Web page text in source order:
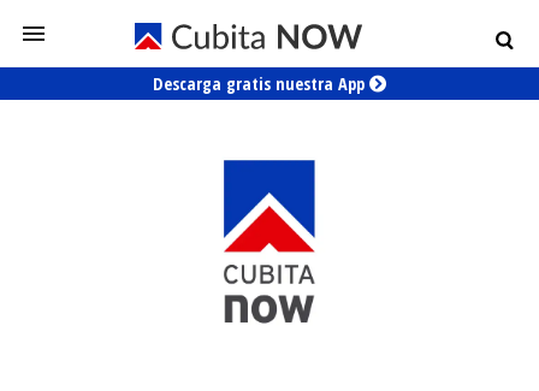
Descarga gratis nuestra App